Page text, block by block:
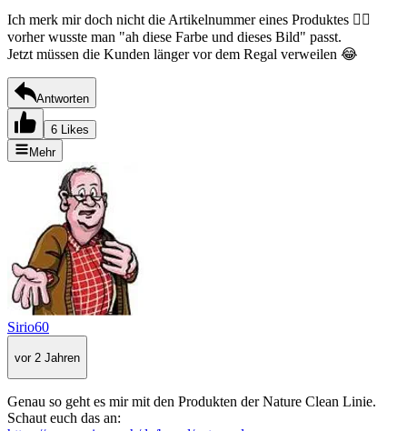
Ich merk mir doch nicht die Artikelnummer eines Produktes 🤦‍♀️
vorher wusste man "ah diese Farbe und dieses Bild" passt.
Jetzt müssen die Kunden länger vor dem Regal verweilen 😂
Antworten
6 Likes
Mehr
Sirio60
vor 2 Jahren
Genau so geht es mir mit den Produkten der Nature Clean Linie.
Schaut euch das an: